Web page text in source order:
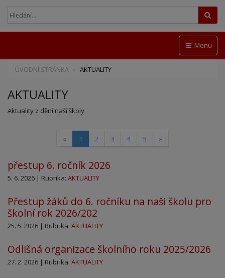
Menu
ÚVODNÍ STRÁNKA AKTUALITY
AKTUALITY
Aktuality z dění naší školy
« 1 (current)
2 3 4 5 »
přestup 6. ročník 2026
5. 6. 2026 | Rubrika: AKTUALITY
Přestup žáků do 6. ročníku na naši školu pro
školní rok 2026/202
25. 5. 2026 | Rubrika: AKTUALITY
Odlišná organizace školního roku 2025/2026
27. 2. 2026 | Rubrika: AKTUALITY